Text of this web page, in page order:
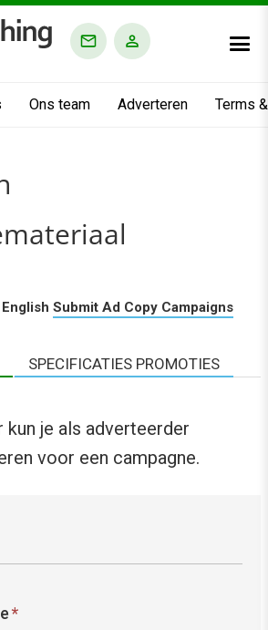
Ons team Adverteren Terms
Submit Ad Copy Campaigns
SPECIFICATIES PROMOTIES
je als adverteerder
voor een campagne.
*